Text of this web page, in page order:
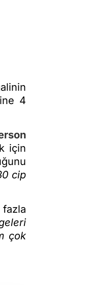
4
için
cip
fazla
çok